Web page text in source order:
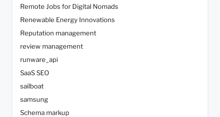
Remote Jobs for Digital Nomads
Renewable Energy Innovations
Reputation management
review management
runware_api
SaaS SEO
sailboat
samsung
Schema markup